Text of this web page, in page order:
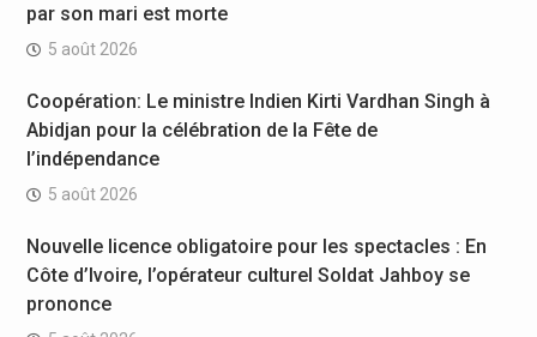
par son mari est morte
5 août 2026
Coopération: Le ministre Indien Kirti Vardhan Singh à
Abidjan pour la célébration de la Fête de
l’indépendance
5 août 2026
Nouvelle licence obligatoire pour les spectacles : En
Côte d’Ivoire, l’opérateur culturel Soldat Jahboy se
prononce